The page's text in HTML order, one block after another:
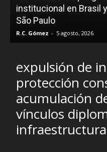
institucional en Brasil
São Paulo
R.C. Gómez - 5 agosto, 2026
expulsión de
protección
acumulación
vínculos